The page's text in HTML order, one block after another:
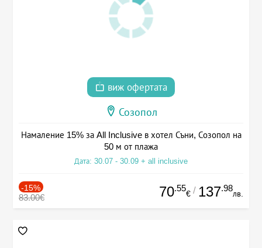
виж офертата
Созопол
Намаление 15% за All Inclusive в хотел Съни, Созопол на
50 м от плажа
Дата: 30.07 - 30.09 + all inclusive
-15%
83.00€ 70.55
€ / 137.98
лв.